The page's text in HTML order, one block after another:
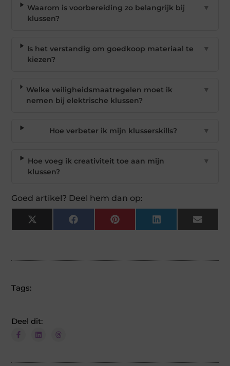
Waarom is voorbereiding zo belangrijk bij
klussen?
▼
Is het verstandig om goedkoop materiaal te
kiezen?
▼
Welke veiligheidsmaatregelen moet ik
nemen bij elektrische klussen?
▼
Hoe verbeter ik mijn klusserskills? ▼
Hoe voeg ik creativiteit toe aan mijn
klussen?
▼
Goed artikel? Deel hem dan op:
X
(Twitter)
Facebook Pinterest LinkedIn Email
Tags:
Deel dit: